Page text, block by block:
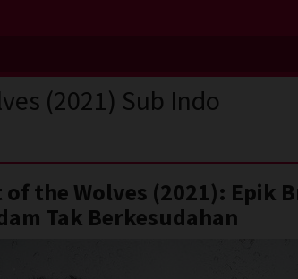
(2021) Sub Indo
of the Wolves (2021): Epik
Tak Berkesudahan